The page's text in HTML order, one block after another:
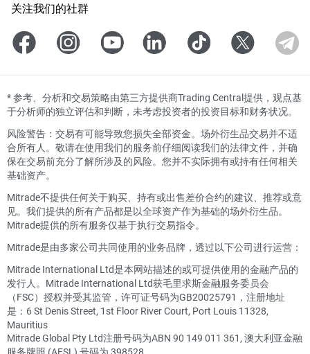
关注我们的社群
*参考、分析和交易策略由第三方提供商Trading Central提供，观点基
于分析师的独立评估和判断，未考虑投资者的投资目标和财务状况。
风险警告：交易有可能导致您损失全部资金。场外衍生品交易并不适
合所有人。敬请在使用我们的服务前仔细阅读我们的法律文件，并确
保在交易前充分了解所涉及的风险。您并不实际拥有或持有任何相关
基础资产。
Mitrade不提供任何关于购买、持有或出售差价合约的建议、推荐或意
见。我们提供的所有产品都是以全球资产作为基础的场外衍生品。
Mitrade提供的所有服务仅基于执行交易指令。
Mitrade是由多家公司共同使用的业务品牌，透过以下公司进行运营：
Mitrade International Ltd是本网站描述的或可提供使用的金融产品的
发行人。Mitrade International Ltd获毛里求斯金融服务委员会
（FSC）授权并受其监管，许可证号码为GB20025791，注册地址
是：6 St Denis Street, 1st Floor River Court, Port Louis 11328,
Mauritius
Mitrade Global Pty Ltd注册号码为ABN 90 149 011 361, 澳大利亚金融